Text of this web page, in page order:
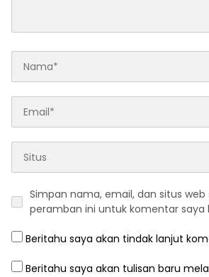
Simpan nama, email, dan situs web
peramban ini untuk komentar saya
Beritahu saya akan tindak lanjut
Beritahu saya akan tulisan baru